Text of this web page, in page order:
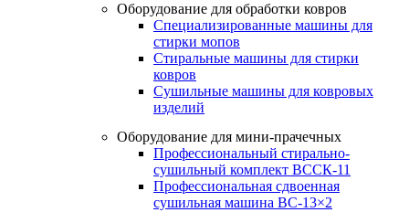
Оборудование для обработки ковров
Специализированные машины для
стирки мопов
Стиральные машины для стирки
ковров
Сушильные машины для ковровых
изделий
Оборудование для мини-прачечных
Профессиональный стирально-
сушильный комплект ВССК-11
Профессиональная сдвоенная
сушильная машина ВС-13×2